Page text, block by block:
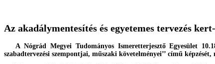
Az akadálymentesítés és egyetemes tervezés
A Nógrád Megyei Tudományos Ismeretterjesztő Egyesület
szabadtervezési szempontjai, műszaki követelményei’’ című